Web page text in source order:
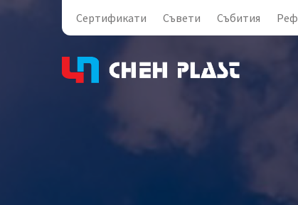
Сертификати Съвети Събития